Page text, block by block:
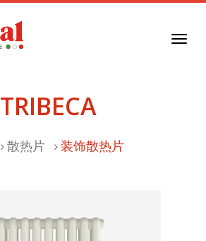
TRIBECA
散热片 装饰散热片